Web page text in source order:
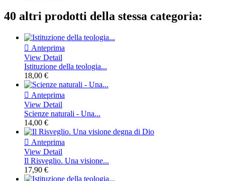
40 altri prodotti della stessa categoria:
 Anteprima
View Detail
Istituzione della teologia...
18,00 €
 Anteprima
View Detail
Scienze naturali - Una...
14,00 €
 Anteprima
View Detail
Il Risveglio. Una visione...
17,90 €